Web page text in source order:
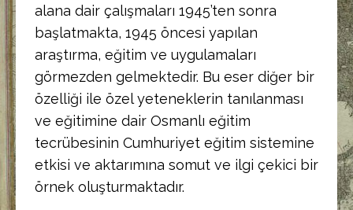
alana dair çalışmaları 1945’ten sonra
başlatmakta, 1945 öncesi yapılan
araştırma, eğitim ve uygulamaları
görmezden gelmektedir. Bu eser diğer bir
özelliği ile özel yeteneklerin tanılanması
ve eğitimine dair Osmanlı eğitim
tecrübesinin Cumhuriyet eğitim sistemine
etkisi ve aktarımına somut ve ilgi çekici bir
örnek oluşturmaktadır.